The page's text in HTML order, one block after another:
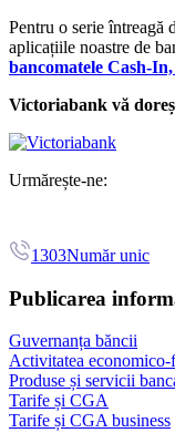
Pentru o serie întreagă
aplicațiile noastre de
bancomatele Cash-
Victoriabank vă
Urmărește-ne:
1303Număr unic
Publicarea
Guvernanța băncii
Activitatea economico-
Produse și servicii
Tarife și CGA
Tarife și CGA business